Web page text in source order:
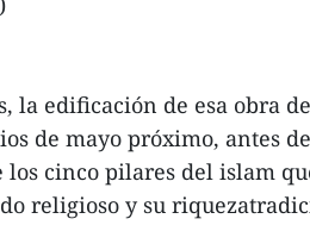
la edificación de esa obra
de mayo próximo, antes
los cinco pilares del islam
religioso y su